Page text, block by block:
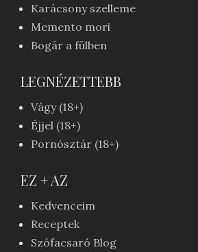
Karácsony szelleme
Memento mori
Bogár a fülben
LEGNÉZETTEBB
Vágy (18+)
Éjjel (18+)
Pornósztár (18+)
EZ + AZ
Kedvenceim
Receptek
Szófacsaró Blog